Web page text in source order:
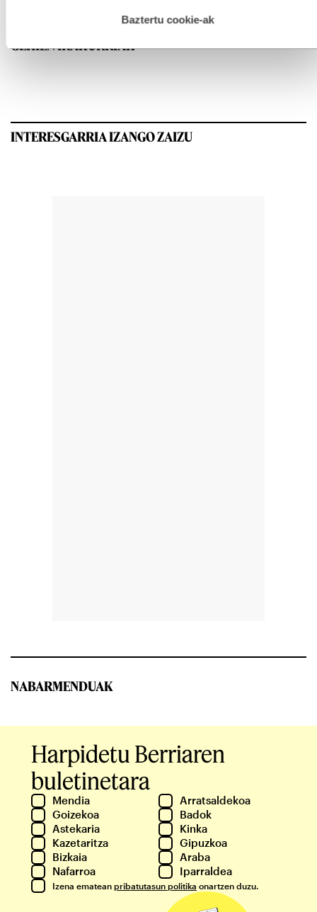
esplizitua ematen diguzu.Gehiago irakurri
Baztertu cookie-ak
GEHIEN IRAKURRIAK
INTERESGARRIA IZANGO ZAIZU
NABARMENDUAK
Harpidetu Berriaren
buletinetara
Mendia
Arratsaldekoa
Goizekoa
Badok
Astekaria
Kinka
Kazetaritza
Gipuzkoa
Bizkaia
Araba
Nafarroa
Iparraldea
Izena ematean pribatutasun politika onartzen duzu.